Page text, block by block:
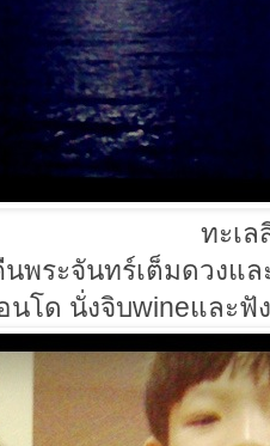
ทะเล
พระจันทร์เต็มดวงแล
นโด นั่งจิบwineและฟั